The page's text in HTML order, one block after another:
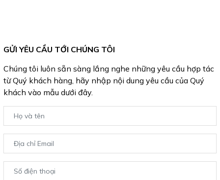
GỬI YÊU CẦU TỚI CHÚNG TÔI
Chúng tôi luôn sẵn sàng lắng nghe những yêu cầu hợp tác
từ Quý khách hàng, hãy nhập nội dung yêu cầu của Quý
khách vào mẫu dưới đây.